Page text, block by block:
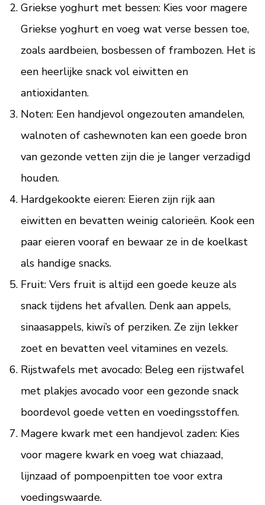
Griekse yoghurt met bessen: Kies voor magere
Griekse yoghurt en voeg wat verse bessen toe,
zoals aardbeien, bosbessen of frambozen. Het is
een heerlijke snack vol eiwitten en
antioxidanten.
Noten: Een handjevol ongezouten amandelen,
walnoten of cashewnoten kan een goede bron
van gezonde vetten zijn die je langer verzadigd
houden.
Hardgekookte eieren: Eieren zijn rijk aan
eiwitten en bevatten weinig calorieën. Kook een
paar eieren vooraf en bewaar ze in de koelkast
als handige snacks.
Fruit: Vers fruit is altijd een goede keuze als
snack tijdens het afvallen. Denk aan appels,
sinaasappels, kiwi’s of perziken. Ze zijn lekker
zoet en bevatten veel vitamines en vezels.
Rijstwafels met avocado: Beleg een rijstwafel
met plakjes avocado voor een gezonde snack
boordevol goede vetten en voedingsstoffen.
Magere kwark met een handjevol zaden: Kies
voor magere kwark en voeg wat chiazaad,
lijnzaad of pompoenpitten toe voor extra
voedingswaarde.